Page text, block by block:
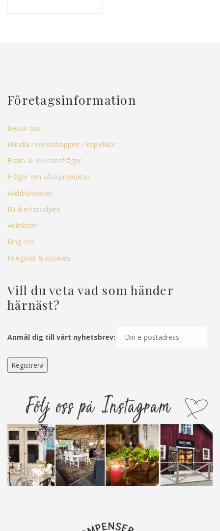
Företagsinformation
Besök oss
Handla i webbshoppen / köpvillkor
Frakt- & leveransfrågor
Frågor om våra produkter
Webbshoppen
Bli återförsäljare
Auktioner
Ring oss
Integritet & cookies
Vill du veta vad som händer
härnäst?
Anmäl dig till vårt nyhetsbrev: